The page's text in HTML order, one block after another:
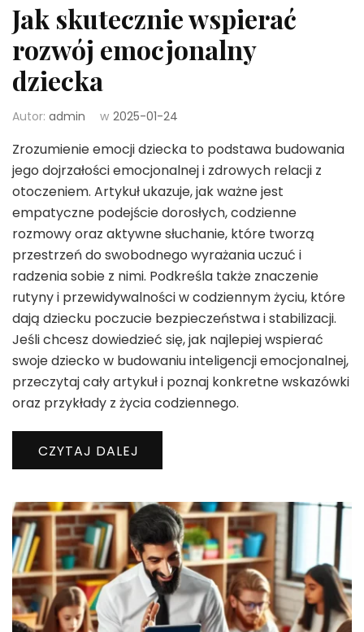
Jak skutecznie wspierać
rozwój emocjonalny
dziecka
Autor: admin w 2025-01-24
Zrozumienie emocji dziecka to podstawa budowania
jego dojrzałości emocjonalnej i zdrowych relacji z
otoczeniem. Artykuł ukazuje, jak ważne jest
empatyczne podejście dorosłych, codzienne
rozmowy oraz aktywne słuchanie, które tworzą
przestrzeń do swobodnego wyrażania uczuć i
radzenia sobie z nimi. Podkreśla także znaczenie
rutyny i przewidywalności w codziennym życiu, które
dają dziecku poczucie bezpieczeństwa i stabilizacji.
Jeśli chcesz dowiedzieć się, jak najlepiej wspierać
swoje dziecko w budowaniu inteligencji emocjonalnej,
przeczytaj cały artykuł i poznaj konkretne wskazówki
oraz przykłady z życia codziennego.
CZYTAJ DALEJ